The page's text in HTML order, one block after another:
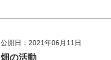
公開日：2021年06月11日
畑の活動